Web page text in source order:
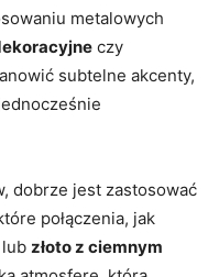
metalowych
czy⁤
subtelne akcenty,
dobrze jest ⁢zastosować
połączenia, jak
lub złoto z ciemnym